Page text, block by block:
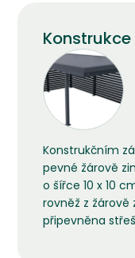
Konstrukce
Konstrukčním
pevné žárově
o šířce 10 x 10
rovněž z žárově
připevněna